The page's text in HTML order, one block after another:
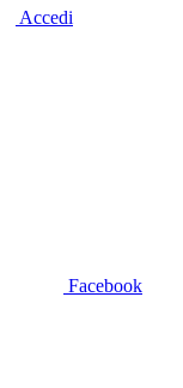
Accedi
Facebook